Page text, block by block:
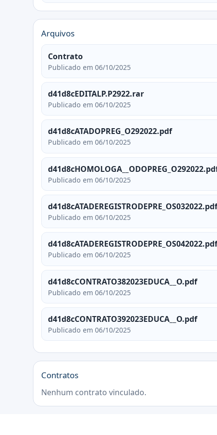
Arquivos
Contrato
Publicado em 06/10/2025
d41d8cEDITALP.P2922.rar
Publicado em 06/10/2025
d41d8cATADOPREG_O292022.pdf
Publicado em 06/10/2025
Publicado em 06/10/2025
d41d8cATADEREGISTRODEPRE_OS032022.pdf
Publicado em 06/10/2025
d41d8cATADEREGISTRODEPRE_OS042022.pdf
Publicado em 06/10/2025
d41d8cCONTRATO382023EDUCA__O.pdf
Publicado em 06/10/2025
d41d8cCONTRATO392023EDUCA__O.pdf
Publicado em 06/10/2025
Contratos
Nenhum contrato vinculado.